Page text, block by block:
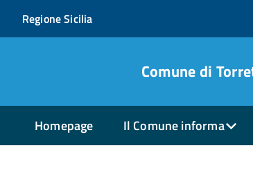
Regione Sicilia
Comune di
Homepage Il Comune informa